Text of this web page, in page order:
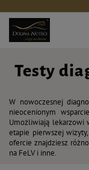
Testy
W nowoczesnej
nieocenionym
Umożliwiają lekarzowi
etapie pierwszej
ofercie znajdziesz
na FeLV i inne.